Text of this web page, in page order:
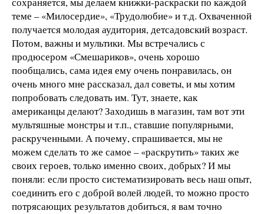
теме – «Милосердие», «Трудолюбие» и т.д. Охваченной
получается молодая аудитория, детсадовский возраст.
Потом, важны и мультики. Мы встречались с
продюсером «Смешариков», очень хорошо
пообщались, сама идея ему очень понравилась, он
очень много мне рассказал, дал советы, и мы хотим
попробовать следовать им. Тут, знаете, как
американцы делают? Заходишь в магазин, там вот эти
мультяшные монстры и т.п., ставшие популярными,
раскрученными. А почему, спрашивается, мы не
можем сделать то же самое – «раскрутить» таких же
своих героев, только именно своих, добрых? И мы
поняли: если просто систематизировать весь наш опыт,
соединить его с доброй волей людей, то можно просто
потрясающих результатов добиться, я вам точно